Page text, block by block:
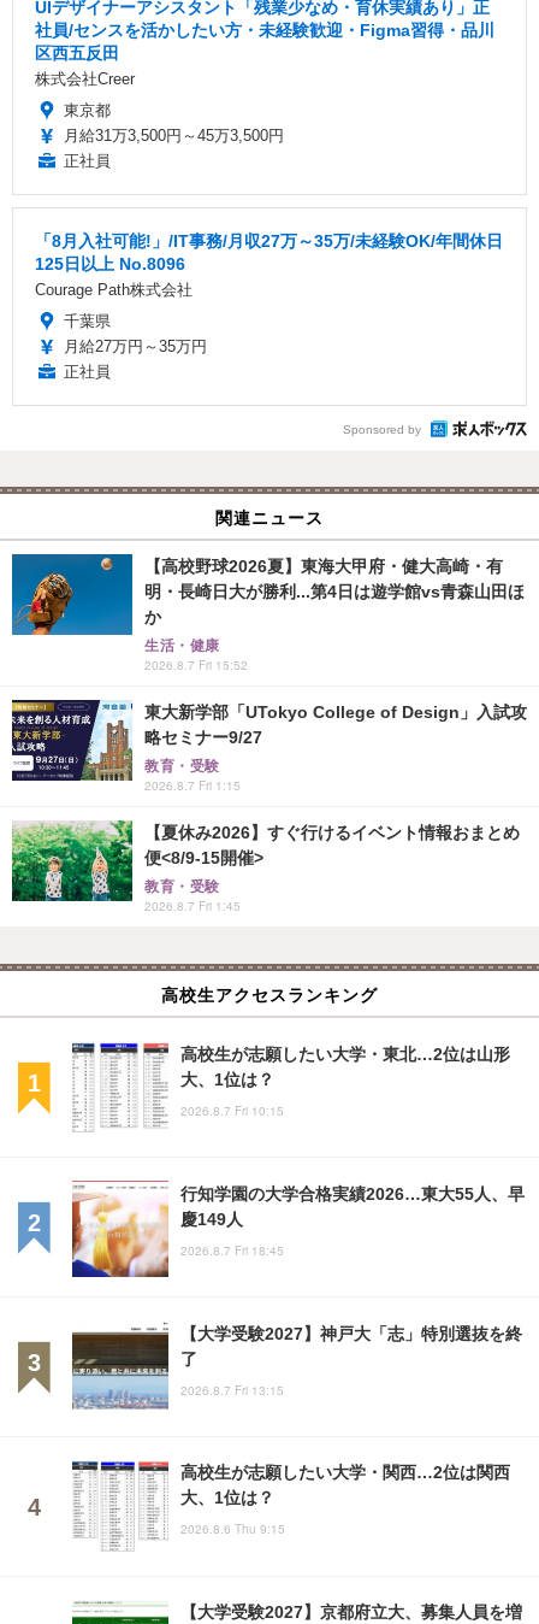
UIデザイナーアシスタント「残業少なめ・育休実績あり」正
社員/センスを活かしたい方・未経験歓迎・Figma習得・品川
区西五反田
株式会社Creer
東京都
月給31万3,500円～45万3,500円
正社員
「8月入社可能!」/IT事務/月収27万～35万/未経験OK/年間休日
125日以上 No.8096
Courage Path株式会社
千葉県
月給27万円～35万円
正社員
Sponsored by
関連ニュース
【高校野球2026夏】東海大甲府・健大高崎・有
明・長崎日大が勝利...第4日は遊学館vs青森山田ほ
か
生活・健康
2026.8.7 Fri 15:52
東大新学部「UTokyo College of Design」入試攻
略セミナー9/27
教育・受験
2026.8.7 Fri 1:15
【夏休み2026】すぐ行けるイベント情報おまとめ
便<8/9-15開催>
教育・受験
2026.8.7 Fri 1:45
高校生アクセスランキング
高校生が志願したい大学・東北…2位は山形
大、1位は？
2026.8.7 Fri 10:15
行知学園の大学合格実績2026…東大55人、早
慶149人
2026.8.7 Fri 18:45
【大学受験2027】神戸大「志」特別選抜を終
了
2026.8.7 Fri 13:15
高校生が志願したい大学・関西…2位は関西
大、1位は？
2026.8.6 Thu 9:15
【大学受験2027】京都府立大、募集人員を増